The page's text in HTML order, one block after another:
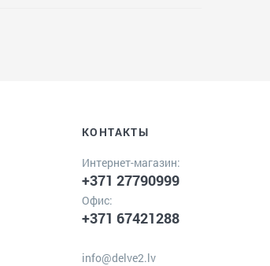
КОНТАКТЫ
Интернет-магазин:
+371 27790999
Офис:
+371 67421288
info@delve2.lv